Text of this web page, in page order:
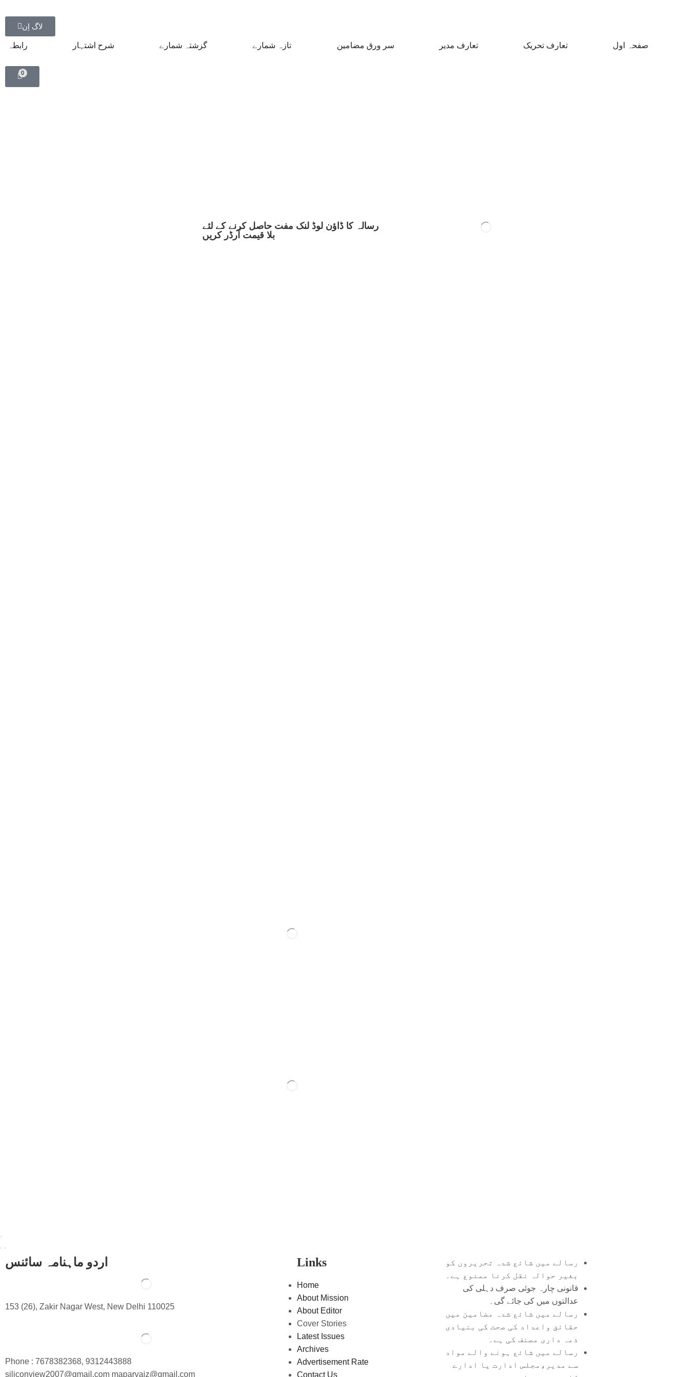
لاگ اِن
رابطہ شرح اشتہار گزشتہ شمارے تازہ شمارے سر ورق مضامین تعارف مدیر تعارف تحریک صفحہ اول
0
رسالہ کا ڈاؤن لوڈ لنک مفت حاصل کرنے کے لئے
بلا قیمت آرڈر کریں
اردو ماہنامہ سائنس
153 (26), Zakir Nagar West, New Delhi 110025
Phone : 7678382368, 9312443888
siliconview2007@gmail.com maparvaiz@gmail.com
Links
Home
About Mission
About Editor
Cover Stories
Latest Issues
Archives
Advertisement Rate
Contact Us
رسالے میں شائع شدہ تحریروں کو
بغیر حوالہ نقل کرنا ممنوع ہے۔
قانونی چارہ جوئی صرف دہلی کی
عدالتوں میں کی جائے گی۔
رسالے میں شائع شدہ مضامین میں
حقائق واعداد کی صحت کی بنیادی
ذمہ داری مصنف کی ہے۔
رسالے میں شائع ہونے والے مواد
سے مدیر،مجلس ادارت یا ادارے